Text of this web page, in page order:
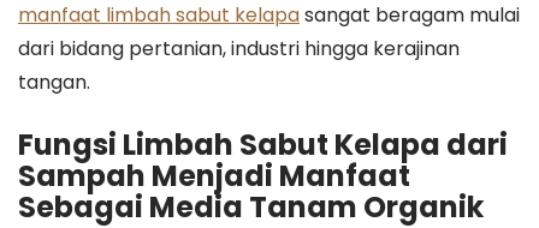
manfaat limbah sabut kelapasangat beragam mulai
dari bidang pertanian, industri hingga kerajinan
tangan.
Fungsi Limbah Sabut Kelapa dari
Sampah Menjadi Manfaat
Sebagai Media Tanam Organik